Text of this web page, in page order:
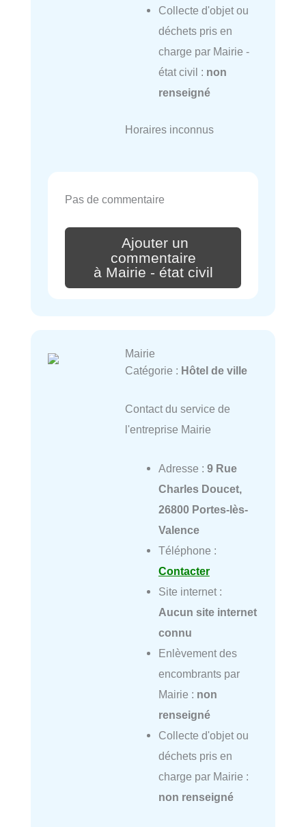
Collecte d'objet ou
déchets pris en
charge par Mairie -
état civil : non
renseigné
Horaires inconnus
Pas de commentaire
Ajouter un
commentaire
à Mairie - état civil
Mairie
Catégorie : Hôtel de ville
Contact du service de
l'entreprise Mairie
Adresse : 9 Rue
Charles Doucet,
26800 Portes-lès-
Valence
Téléphone :
Contacter
Site internet :
Aucun site internet
connu
Enlèvement des
encombrants par
Mairie : non
renseigné
Collecte d'objet ou
déchets pris en
charge par Mairie :
non renseigné